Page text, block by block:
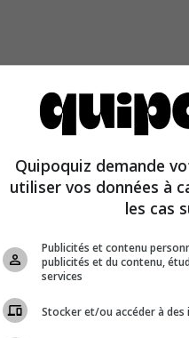
Project,
on nuclear weapons,
He was, however,
Quipoquiz demande
utiliser vos données à
les cas
Publicités et contenu
publicités et du contenu,
services
Stocker et/ou accéder à